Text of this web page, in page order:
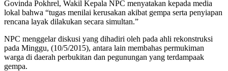
Govinda Pokhrel, Wakil Kepala NPC menyatakan kepada media
lokal bahwa “tugas menilai kerusakan akibat gempa serta penyiapan
rencana layak dilakukan secara simultan.”
NPC menggelar diskusi yang dihadiri oleh pada ahli rekonstruksi
pada Minggu, (10/5/2015), antara lain membahas permukiman
warga di daerah perbukitan dan pegunungan yang terdampaak
gempa.